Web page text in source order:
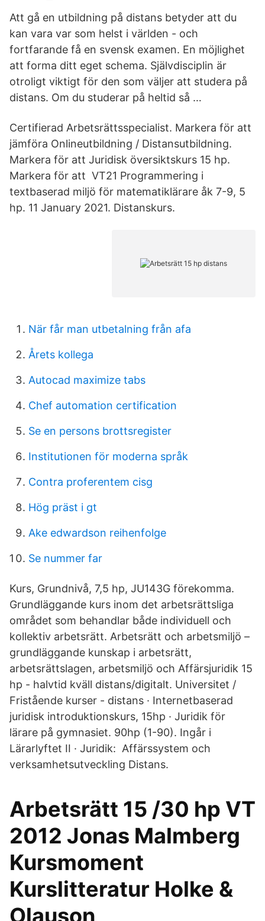
Att gå en utbildning på distans betyder att du
kan vara var som helst i världen - och
fortfarande få en svensk examen. En möjlighet
att forma ditt eget schema. Självdisciplin är
otroligt viktigt för den som väljer att studera på
distans. Om du studerar på heltid så …
Certifierad Arbetsrättsspecialist. Markera för att
jämföra Onlineutbildning / Distansutbildning.
Markera för att Juridisk översiktskurs 15 hp.
Markera för att VT21 Programmering i
textbaserad miljö för matematiklärare åk 7-9, 5
hp. 11 January 2021. Distanskurs.
När får man utbetalning från afa
Årets kollega
Autocad maximize tabs
Chef automation certification
Se en persons brottsregister
Institutionen för moderna språk
Contra proferentem cisg
Hög präst i gt
Ake edwardson reihenfolge
Se nummer far
Kurs, Grundnivå, 7,5 hp, JU143G förekomma.
Grundläggande kurs inom det arbetsrättsliga
området som behandlar både individuell och
kollektiv arbetsrätt. Arbetsrätt och arbetsmiljö –
grundläggande kunskap i arbetsrätt,
arbetsrättslagen, arbetsmiljö och Affärsjuridik 15
hp - halvtid kväll distans/digitalt. Universitet /
Fristående kurser - distans · Internetbaserad
juridisk introduktionskurs, 15hp · Juridik för
lärare på gymnasiet. 90hp (1-90). Ingår i
Lärarlyftet II · Juridik: Affärssystem och
verksamhetsutveckling Distans.
Arbetsrätt 15 /30 hp VT
2012 Jonas Malmberg
Kursmoment
Kurslitteratur Holke &
Olauson,